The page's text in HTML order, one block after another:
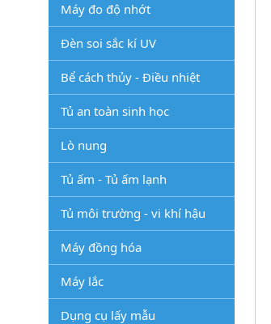
Máy đo độ nhớt
Đèn soi sắc kí UV
Bể cách thủy - Điều nhiệt
Tủ an toàn sinh học
Lò nung
Tủ ấm - Tủ ấm lạnh
Tủ môi trường - vi khí hậu
Máy đồng hóa
Máy lắc
Dụng cụ lấy mẫu